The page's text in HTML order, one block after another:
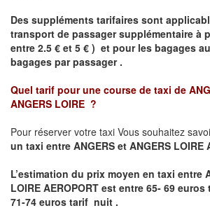
Des suppléments tarifaires sont
transport de passager supplémentaire à
entre 2.5 € et 5 € ) et pour les bagages
bagages par passager .
Quel tarif pour une course de taxi de
ANGERS LOIRE ?
Pour réserver votre taxi Vous souhaitez
un taxi entre ANGERS et ANGERS LOIRE
L’estimation du prix moyen en taxi entre
LOIRE AEROPORT est entre 65- 69
71-74 euros tarif nuit .